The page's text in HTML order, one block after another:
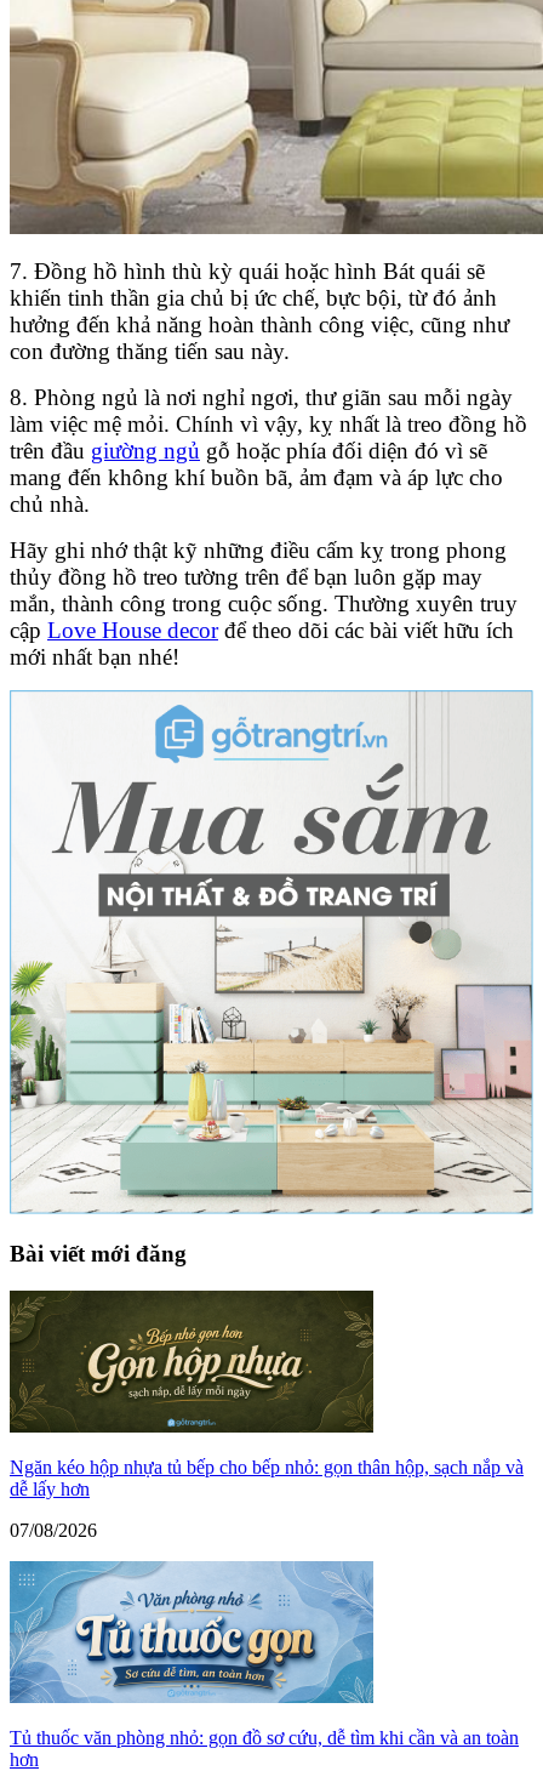
7. Đồng hồ hình thù kỳ quái hoặc hình Bát quái sẽ
khiến tinh thần gia chủ bị ức chế, bực bội, từ đó ảnh
hưởng đến khả năng hoàn thành công việc, cũng như
con đường thăng tiến sau này.
8. Phòng ngủ là nơi nghỉ ngơi, thư giãn sau mỗi ngày
làm việc mệ mỏi. Chính vì vậy, kỵ nhất là treo đồng hồ
trên đầu giường ngủ gỗ hoặc phía đối diện đó vì sẽ
mang đến không khí buồn bã, ảm đạm và áp lực cho
chủ nhà.
Hãy ghi nhớ thật kỹ những điều cấm kỵ trong phong
thủy đồng hồ treo tường trên để bạn luôn gặp may
mắn, thành công trong cuộc sống. Thường xuyên truy
cập Love House decorđể theo dõi các bài viết hữu ích
mới nhất bạn nhé!
Bài viết mới đăng
Ngăn kéo hộp nhựa tủ bếp cho bếp nhỏ: gọn thân hộp, sạch nắp và
dễ lấy hơn
07/08/2026
Tủ thuốc văn phòng nhỏ: gọn đồ sơ cứu, dễ tìm khi cần và an toàn
hơn